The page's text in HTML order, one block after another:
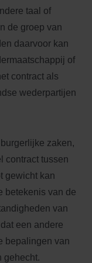
taal of
de groep van
daarvoor kan
of
contract als
wederpartijen
zaken,
contract tussen
gewicht kan
betekenis van de
van
een andere
bepalingen van
gehecht.